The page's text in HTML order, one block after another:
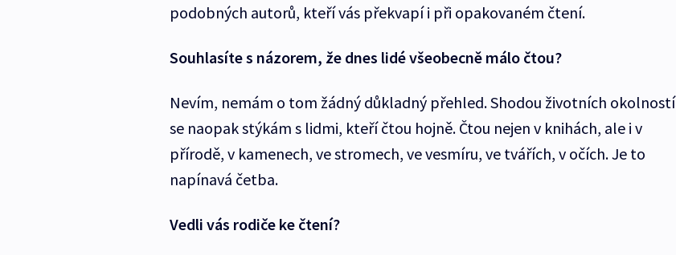
podobných autorů, kteří vás překvapí i při opakovaném čtení.
Souhlasíte s názorem, že dnes lidé všeobecně málo čtou?
Nevím, nemám o tom žádný důkladný přehled. Shodou životních okolností
se naopak stýkám s lidmi, kteří čtou hojně. Čtou nejen v knihách, ale i v
přírodě, v kamenech, ve stromech, ve vesmíru, ve tvářích, v očích. Je to
napínavá četba.
Vedli vás rodiče ke čtení?